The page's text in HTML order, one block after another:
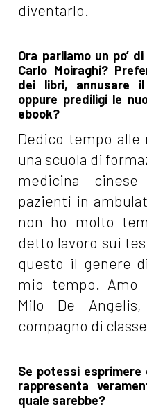
diventarlo.
Ora parliamo un po’
Carlo Moiraghi?
dei libri, annusare
oppure prediligi le
ebook?
Dedico tempo
una scuola di
medicina
pazienti in
non ho molto
detto lavoro sui
questo il genere
mio tempo. Amo
Milo De
compagno di
Se potessi esprimere
rappresenta
quale sarebbe?